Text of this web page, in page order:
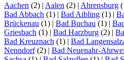
Aachen (2) | Aalen (2) | Ahrensburg
Bad Abbach (1) | Bad Aibling (1) |
Brückenau (1) | Bad Buchau (1) |
Griesbach (1) | Bad Harzburg (2) |
Bad Kreuznach (1) | Bad
Nenndorf(2) | Bad Neuenahr-